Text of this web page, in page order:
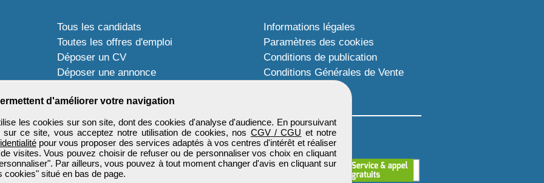
d'améliorer votre navigation
les cookies sur son site, dont des cookies d'analyse d'audience. En poursuivant
sur ce site, vous acceptez notre utilisation de cookies, nos CGV / CGU et notre
pour vous proposer des services adaptés à vos centres d'intérêt et réaliser
visites. Vous pouvez choisir de refuser ou de personnaliser vos choix en cliquant
Par ailleurs, vous pouvez à tout moment changer d'avis en cliquant sur
cookies" situé en bas de page.
Tous les candidats
Toutes les offres d'emploi
Déposer un CV
Déposer une annonce
Informations légales
Paramètres des cookies
Conditions de publication
Conditions Générales de Vente